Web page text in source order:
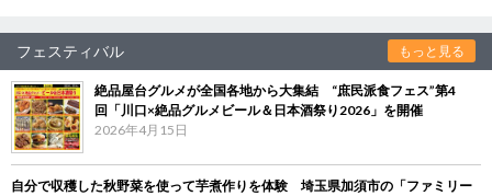
フェスティバル もっと見る
絶品屋台グルメが全国各地から大集結 “庶民派食フェス”第4
回「川口×絶品グルメビール＆日本酒祭り2026」を開催
2026年4月15日
自分で収穫した秋野菜を使って芋煮作りを体験 埼玉県加須市の「ファミリー